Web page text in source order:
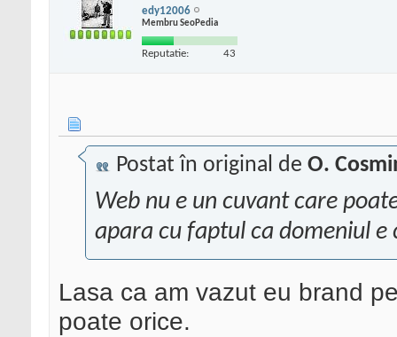
edy12006
Membru SeoPedia
Reputatie: 43
Postat în original de O.
Web nu e un cuvant care
apara cu faptul ca domeniul e
Lasa ca am vazut eu brand
poate orice.